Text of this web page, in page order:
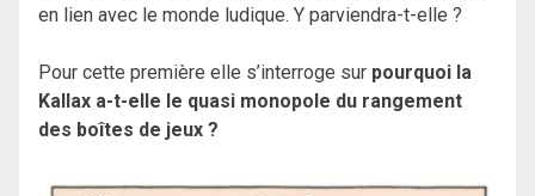
en lien avec le monde ludique. Y parviendra-t-elle ?
Pour cette première elle s’interroge sur pourquoi la
Kallax a-t-elle le quasi monopole du rangement
des boîtes de jeux ?